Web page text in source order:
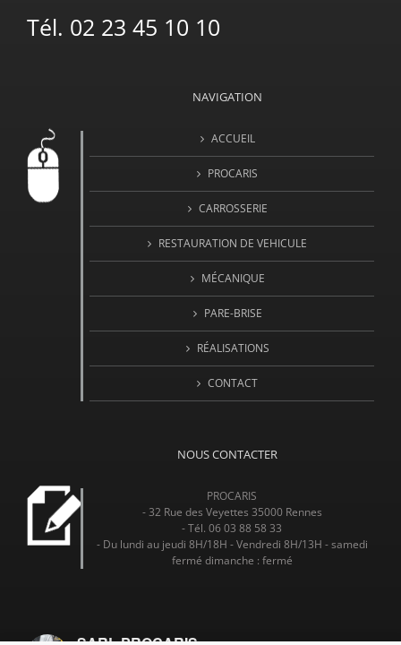
Tél. 02 23 45 10 10
NAVIGATION
ACCUEIL
PROCARIS
CARROSSERIE
RESTAURATION DE VEHICULE
MÉCANIQUE
PARE-BRISE
RÉALISATIONS
CONTACT
NOUS CONTACTER
PROCARIS
- 32 Rue des Veyettes 35000 Rennes
- Tél. 06 03 88 58 33
- Du lundi au jeudi 8H/18H - Vendredi 8H/13H - samedi
fermé dimanche : fermé